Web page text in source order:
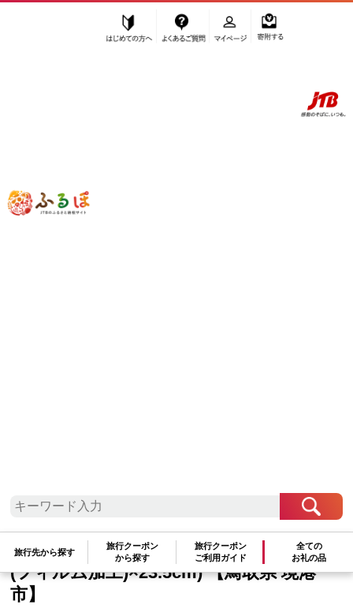
ふるぽ JTBのふるさと納税サイト
旅行先から探す
旅行クーポン
から探す
旅行クーポン
ご利用ガイド
全ての
お礼の品
(フィルム加工)×23.5cm) 【鳥取県 境港市】
中国地方 鳥取県 境港市
＜ペダラ＞レディーススニーカ
ー 1212A198(ホワイト×リッチゴールド
(フィルム加工)×23.5cm) 【鳥取県 境港
市】